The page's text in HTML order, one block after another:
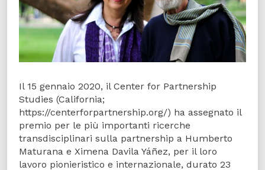
Il 15 gennaio 2020, il Center for Partnership
Studies (California;
https://centerforpartnership.org/) ha assegnato il
premio per le più importanti ricerche
transdisciplinari sulla partnership a Humberto
Maturana e Ximena Davila Yáñez, per il loro
lavoro pionieristico e internazionale, durato 23